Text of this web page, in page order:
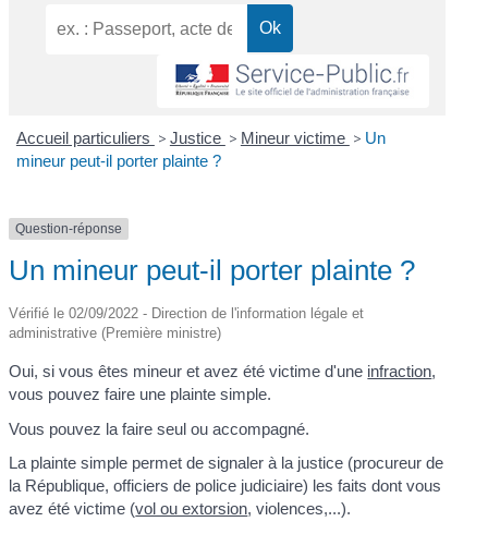
Accueil particuliers > Justice > Mineur victime > Un
mineur peut-il porter plainte ?
Question-réponse
Un mineur peut-il porter plainte ?
Vérifié le 02/09/2022 - Direction de l'information légale et
administrative (Première ministre)
Oui, si vous êtes mineur et avez été victime d'une infraction,
vous pouvez faire une plainte simple.
Vous pouvez la faire seul ou accompagné.
La plainte simple permet de signaler à la justice (procureur de
la République, officiers de police judiciaire) les faits dont vous
avez été victime (vol ou extorsion, violences,...).